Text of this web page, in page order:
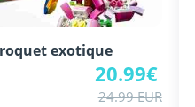
exotique
20.99€
24.99 EUR